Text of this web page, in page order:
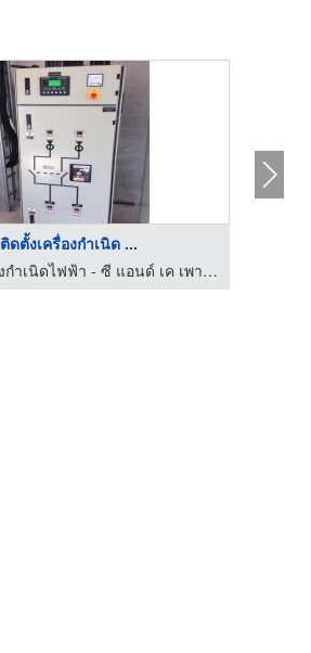
ติดตั้งเครื่องกำเนิด ...
รับซ่อมเครื่องกำเนิดไฟฟ้า - ซี แอนด์ เค เพาเวอร์ เจน